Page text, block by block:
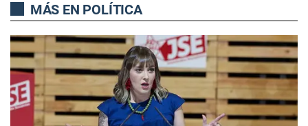
MÁS EN POLÍTICA